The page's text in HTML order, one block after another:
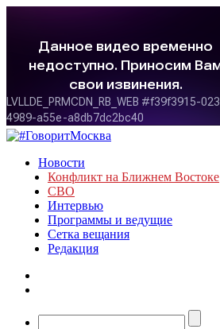
Новости
Конфликт на Ближнем Востоке
СВО
Интервью
Программы и ведущие
Сетка вещания
Редакция